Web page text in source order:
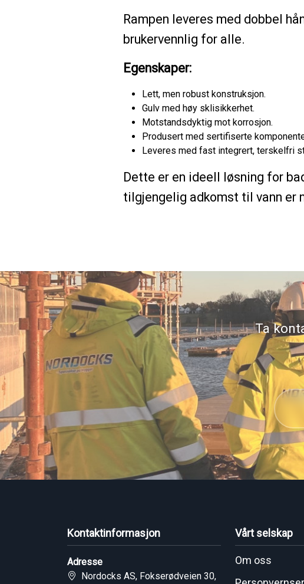
Rampen leveres med dobbel
brukervennlig for alle.
Egenskaper:
Lett, men robust konstruksjon.
Gulv med høy sklisikkerhet.
Motstandsdyktig mot korrosjon.
Produsert med sertifiserte
Leveres med fast integrert, terskelfri
Dette er en ideell løsning for
tilgjengelig adkomst til vann er
Ta
Kontaktinformasjon
Adresse
Nordocks AS, Fokserødveien 30,
Vårt selskap
Om oss